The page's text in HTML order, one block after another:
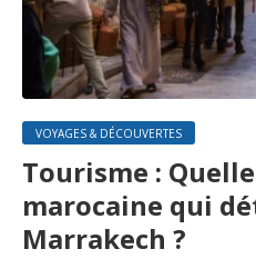
VOYAGES & DÉCOUVERTES
Tourisme :
marocaine qui
Marrakech ?